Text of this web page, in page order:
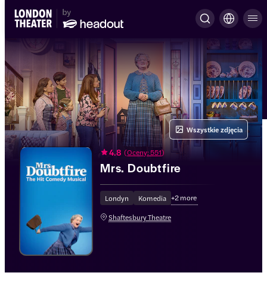
4.8 (Oceny: 551)
Mrs. Doubtfire
Londyn Komedia +2more
Shaftesbury Theatre
Wszystkie zdjęcia